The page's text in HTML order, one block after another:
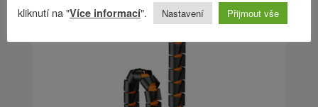
kliknutí na "Více informací". Nastavení Přijmout vše